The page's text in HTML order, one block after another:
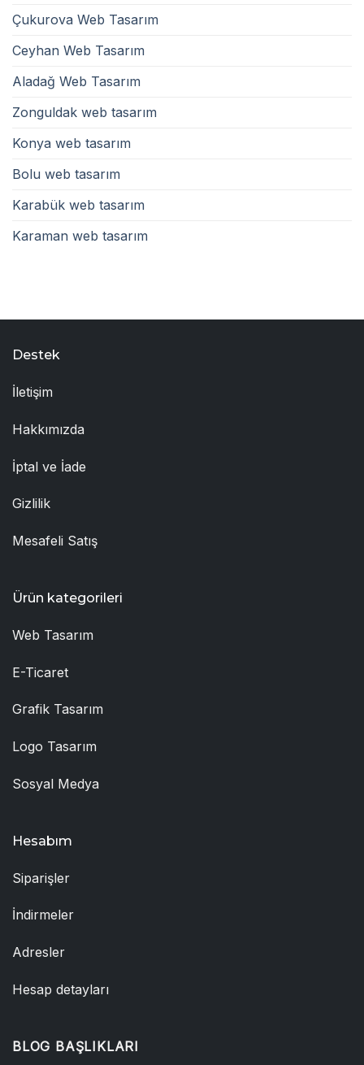
Çukurova Web Tasarım
Ceyhan Web Tasarım
Aladağ Web Tasarım
Zonguldak web tasarım
Konya web tasarım
Bolu web tasarım
Karabük web tasarım
Karaman web tasarım
Destek
İletişim
Hakkımızda
İptal ve İade
Gizlilik
Mesafeli Satış
Ürün kategorileri
Web Tasarım
E-Ticaret
Grafik Tasarım
Logo Tasarım
Sosyal Medya
Hesabım
Siparişler
İndirmeler
Adresler
Hesap detayları
BLOG BAŞLIKLARI